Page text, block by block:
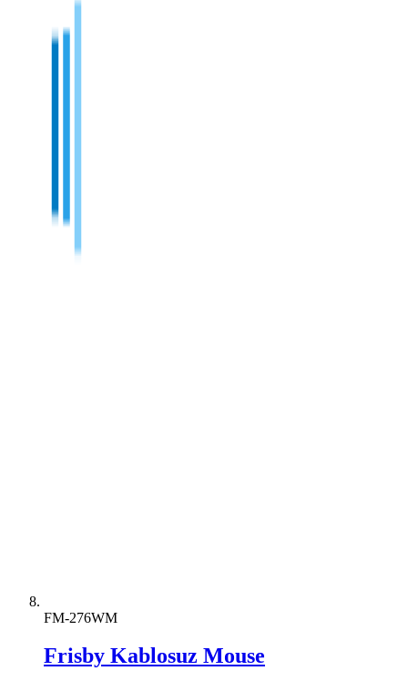
FM-276WM
Frisby Kablosuz Mouse